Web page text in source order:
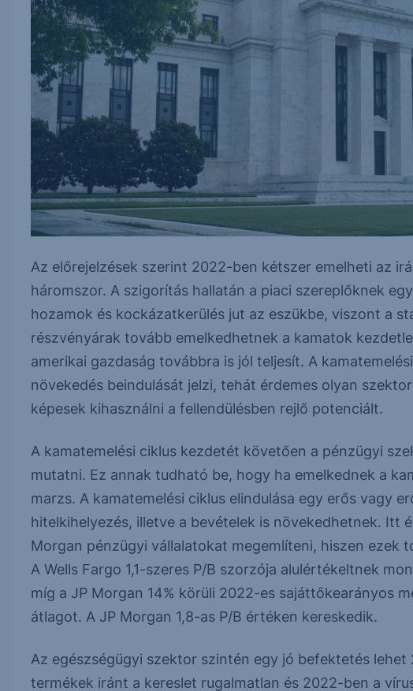
Az előrejelzések szerint 2022-ben kétszer emelheti az
háromszor. A szigorítás hallatán a piaci szereplőknek
hozamok és kockázatkerülés jut az eszükbe, viszont a
részvényárak tovább emelkedhetnek a kamatok
amerikai gazdaság továbbra is jól teljesít. A
növekedés beindulását jelzi, tehát érdemes olyan
képesek kihasználni a fellendülésben rejlő potenciált.
A kamatemelési ciklus kezdetét követően a pénzügyi
mutatni. Ez annak tudható be, hogy ha emelkednek a
marzs. A kamatemelési ciklus elindulása egy erős vagy
hitelkihelyezés, illetve a bevételek is növekedhetnek. Itt
Morgan pénzügyi vállalatokat megemlíteni, hiszen ezek
A Wells Fargo 1,1-szeres P/B szorzója alulértékeltnek
míg a JP Morgan 14% körüli 2022-es sajáttőkearányos
átlagot. A JP Morgan 1,8-as P/B értéken kereskedik.
Az egészségügyi szektor szintén egy jó befektetés
termékek iránt a kereslet rugalmatlan és 2022-ben a